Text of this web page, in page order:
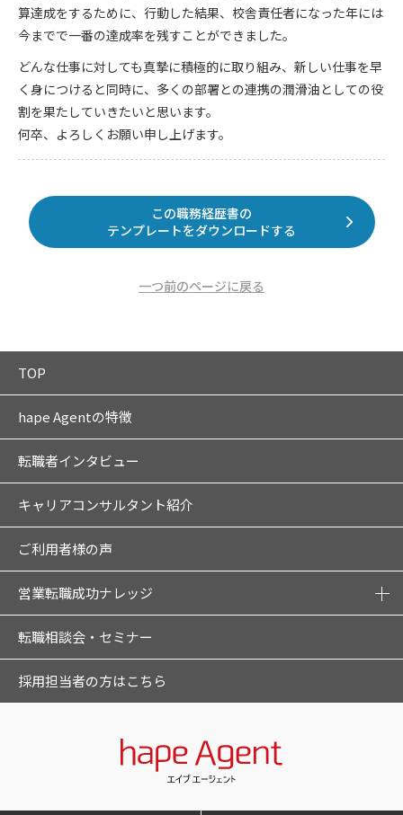
算達成をするために、行動した結果、校舎責任者になった年には
今までで一番の達成率を残すことができました。
どんな仕事に対しても真摯に積極的に取り組み、新しい仕事を早
く身につけると同時に、多くの部署との連携の潤滑油としての役
割を果たしていきたいと思います。
何卒、よろしくお願い申し上げます。
この職務経歴書の
テンプレートをダウンロードする
一つ前のページに戻る
TOP
hape Agentの特徴
転職者インタビュー
キャリアコンサルタント紹介
ご利用者様の声
営業転職成功ナレッジ
転職相談会・セミナー
採用担当者の方はこちら